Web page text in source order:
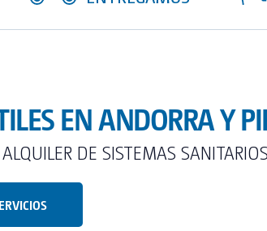
EN ANDORRA Y
DE SISTEMAS